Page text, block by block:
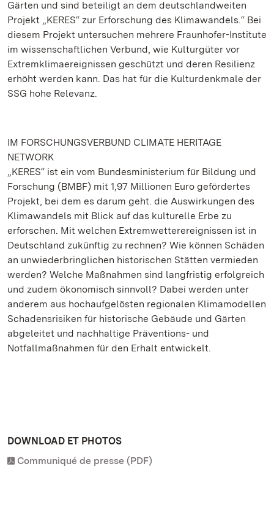
Gärten und sind beteiligt an dem deutschlandweiten
Projekt „KERES“ zur Erforschung des Klimawandels.“ Bei
diesem Projekt untersuchen mehrere Fraunhofer-Institute
im wissenschaftlichen Verbund, wie Kulturgüter vor
Extremklimaereignissen geschützt und deren Resilienz
erhöht werden kann. Das hat für die Kulturdenkmale der
SSG hohe Relevanz.
IM FORSCHUNGSVERBUND CLIMATE HERITAGE
NETWORK
„KERES“ ist ein vom Bundesministerium für Bildung und
Forschung (BMBF) mit 1,97 Millionen Euro gefördertes
Projekt, bei dem es darum geht. die Auswirkungen des
Klimawandels mit Blick auf das kulturelle Erbe zu
erforschen. Mit welchen Extremwetterereignissen ist in
Deutschland zukünftig zu rechnen? Wie können Schäden
an unwiederbringlichen historischen Stätten vermieden
werden? Welche Maßnahmen sind langfristig erfolgreich
und zudem ökonomisch sinnvoll? Dabei werden unter
anderem aus hochaufgelösten regionalen Klimamodellen
Schadensrisiken für historische Gebäude und Gärten
abgeleitet und nachhaltige Präventions- und
Notfallmaßnahmen für den Erhalt entwickelt.
DOWNLOAD ET PHOTOS
Communiqué de presse (PDF)